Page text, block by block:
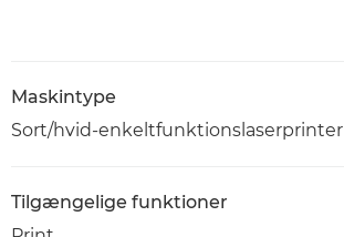
Maskintype
Sort/hvid-enkeltfunktionslaserprinter
Tilgængelige funktioner